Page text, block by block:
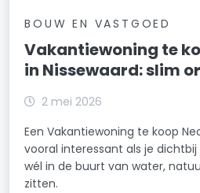
BOUW EN VASTGOED
Vakantiewoning te
in Nissewaard: slim
2 mei 2026
Een Vakantiewoning te koop
vooral interessant als je
wél in de buurt van water,
zitten.